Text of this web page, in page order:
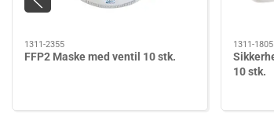
1311-2355
FFP2 Maske med ventil 10 stk.
1311-1805
10 stk.